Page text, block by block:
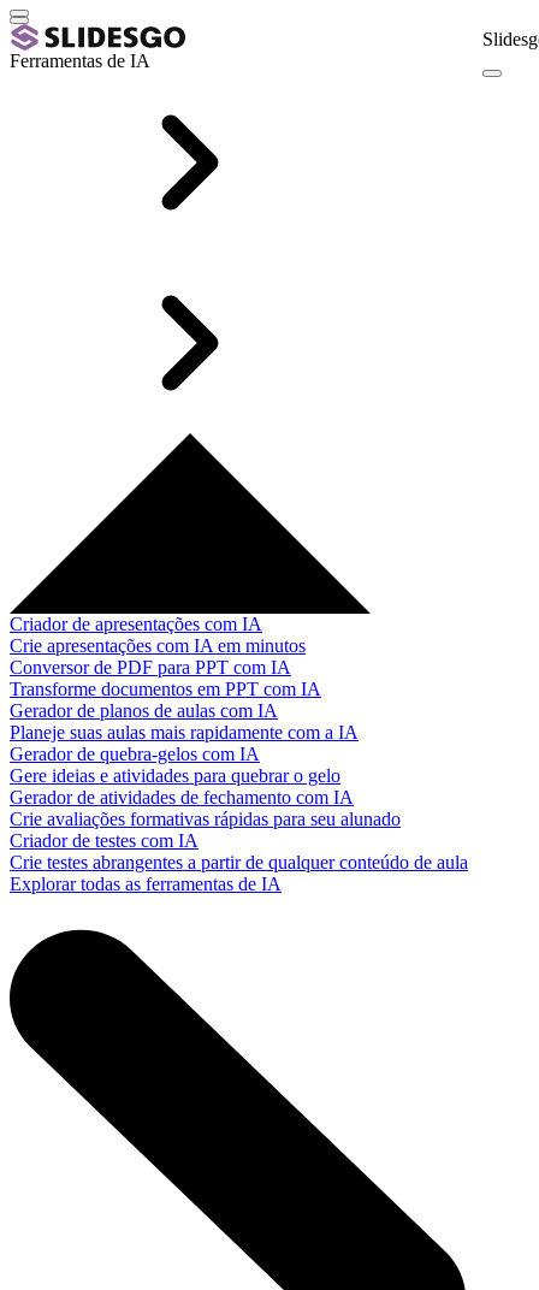
Ferramentas de IA
Criador de apresentações com IA
Crie apresentações com IA em minutos
Conversor de PDF para PPT com IA
Transforme documentos em PPT com IA
Gerador de planos de aulas com IA
Planeje suas aulas mais rapidamente com a IA
Gerador de quebra-gelos com IA
Gere ideias e atividades para quebrar o gelo
Gerador de atividades de fechamento com IA
Crie avaliações formativas rápidas para seu alunado
Criador de testes com IA
Crie testes abrangentes a partir de qualquer conteúdo de aula
Explorar todas as ferramentas de IA